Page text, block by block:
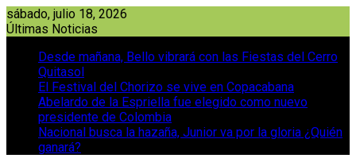
Saltar
al
sábado, julio 18, 2026
Últimas Noticias
Desde mañana, Bello vibrará con las Fiestas del Cerro
Quitasol
El Festival del Chorizo se vive en Copacabana
Abelardo de la Espriella fue elegido como nuevo
presidente de Colombia
Nacional busca la hazaña, Junior va por la gloria ¿Quién
ganará?